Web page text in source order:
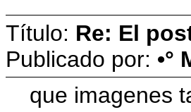
Título: Re: El
Publicado por: •°
que imagenes